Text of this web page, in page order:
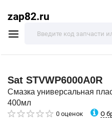
zap82.ru
Sat STVWP6000A0R
Смазка универсальная
400мл
0 оценок О